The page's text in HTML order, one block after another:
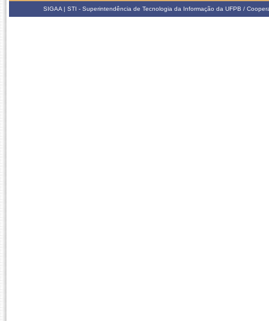
SIGAA | STI - Superintendência de Tecnologia da Informação da UFPB /